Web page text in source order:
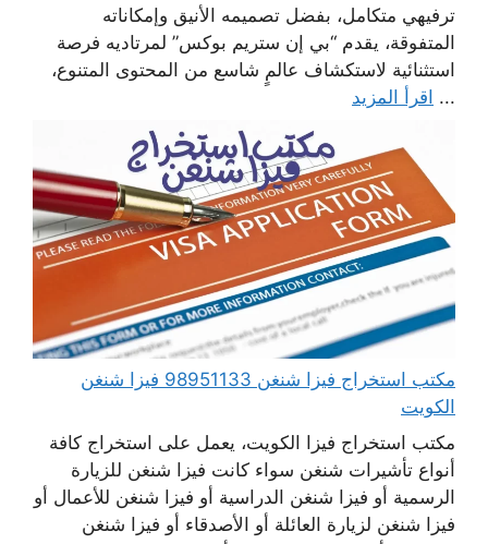
ترفيهي متكامل، بفضل تصميمه الأنيق وإمكاناته
المتفوقة، يقدم “بي إن ستريم بوكس” لمرتاديه فرصة
استثنائية لاستكشاف عالمٍ شاسع من المحتوى المتنوع،
... اقرأ المزيد
مكتب استخراج فيزا شنغن 98951133 فيزا شنغن
الكويت
مكتب استخراج فيزا الكويت، يعمل على استخراج كافة
أنواع تأشيرات شنغن سواء كانت فيزا شنغن للزيارة
الرسمية أو فيزا شنغن الدراسية أو فيزا شنغن للأعمال أو
فيزا شنغن لزيارة العائلة أو الأصدقاء أو فيزا شنغن